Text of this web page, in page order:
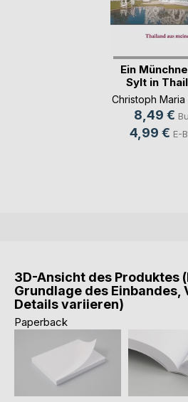
Ein
Sylt in
Christoph
8,49 €
4,99 € E-
3D-Ansicht des Produktes
Grundlage des Einbandes,
Details variieren)
Paperback